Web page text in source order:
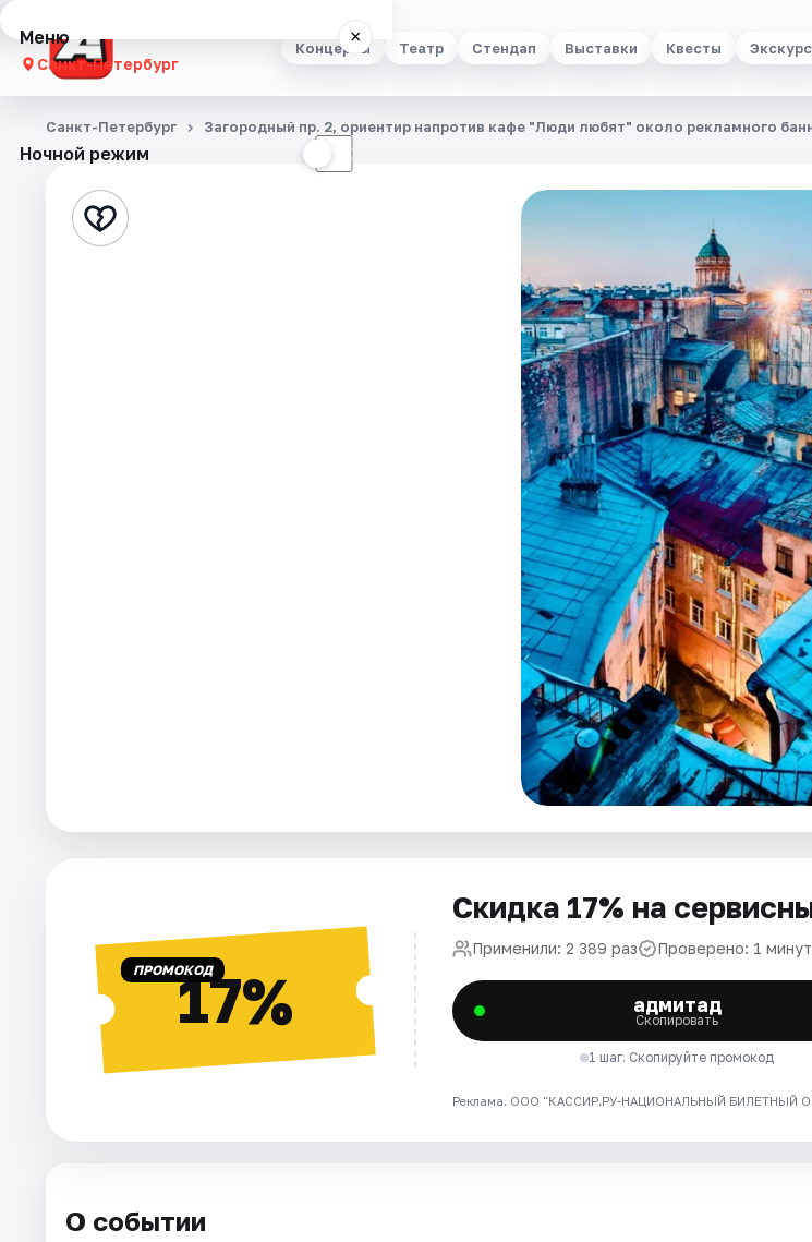
Концерты Театр Стендап Выставки Квесты
Меню ×
Санкт-Петербург
Концерты
Стендап
Ночной режим ☾
Санкт-Петербург Загородный пр. 2, ориентир напротив кафе "Люди любят" около рекламного
ПРОМОКОД17%
Скидка 17% на
Применили: 2 389 раз Проверено: 1
адмитад
Скопировать
1 шаг. Скопируйте промокод
Реклама. ООО "КАССИР.РУ-НАЦИОНАЛЬНЫЙ БИЛЕТНЫЙ
О событии